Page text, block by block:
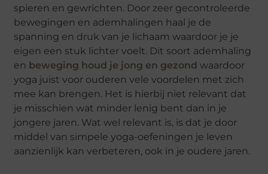
spieren en gewrichten. Door zeer gecontroleerde
bewegingen en ademhalingen haal je de
spanning en druk van je lichaam waardoor je je
eigen een stuk lichter voelt. Dit soort ademhaling
en beweging houd je jong en gezond waardoor
yoga juist voor ouderen vele voordelen met zich
mee kan brengen. Het is hierbij niet relevant dat
je misschien wat minder lenig bent dan in je
jongere jaren. Wat wel relevant is, is dat je door
middel van simpele yoga-oefeningen je leven
aanzienlijk kan verbeteren, ook in je oudere jaren.